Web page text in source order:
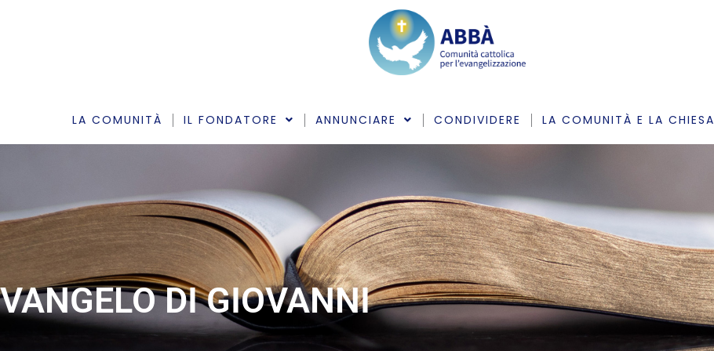
LA COMUNITÀ IL FONDATORE ANNUNCIARE CONDIVIDERE LA COMUNITÀ E LA CHIESA
VANGELO DI GIOVANNI